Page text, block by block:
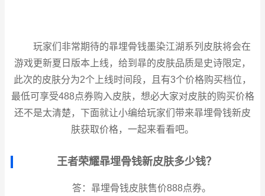
玩家们非常期待的暃埋骨钱墨染江湖系列皮肤将会在
游戏更新夏日版本上线，给到暃的皮肤品质是史诗限定，
此次的皮肤分为2个上线时间段，且有3个价格购买档位，
最低可享受488点券购入皮肤，想必大家对皮肤的购买价格
还不是太清楚，下面就让小编给玩家们带来暃埋骨钱新皮
肤获取价格，一起来看看吧。
王者荣耀暃埋骨钱新皮肤多少钱？
答：暃埋骨钱皮肤售价888点券。